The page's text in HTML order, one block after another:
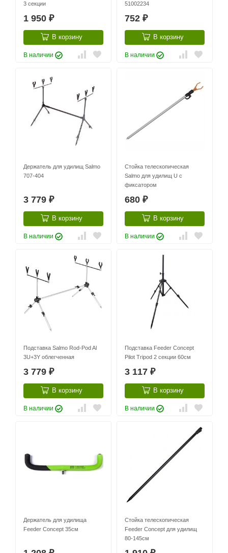
3 секции
1 950 ₽
В корзину
В наличии
51002234
752 ₽
В корзину
В наличии
Держатель для удилищ Salmo
707-404
3 779 ₽
В корзину
В наличии
Стойка телескопическая
Salmo для удилищ U с
фиксатором
680 ₽
В корзину
В наличии
Подставка Salmo Rod-Pod Al
3U+3Y облегченная
3 779 ₽
В корзину
В наличии
Подставка Feeder Concept
Pilot Tripod 2 секции 60см
3 117 ₽
В корзину
В наличии
Держатель для удилища
Feeder Concept 35см
Стойка телескопическая
Feeder Concept для удилищ
80-145см